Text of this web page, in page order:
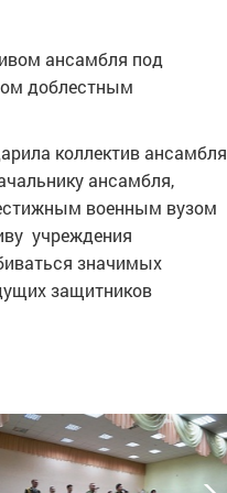
ансамбля под
доблестным
коллектив ансамбля
ансамбля,
военным вузом
учреждения
значимых
защитников